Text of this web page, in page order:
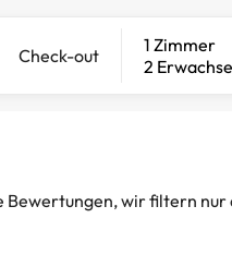
Check-out
1 Zimmer
2
wir filtern nur